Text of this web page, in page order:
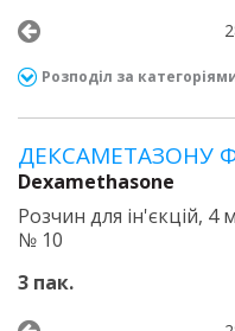
Розподіл за
ДЕКСАМЕТАЗОНУ
Dexamethasone
Розчин для ін'єкцій,
№ 10
3 пак.